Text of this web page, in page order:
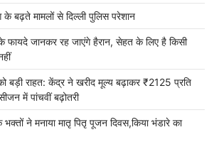
के बढ़ते मामलों से दिल्ली पुलिस परेशान
के फायदे जानकर रह जाएंगे हैरान, सेहत के लिए है किसी
बड़ी राहत: केंद्र ने खरीद मूल्य बढ़ाकर ₹2125 प्रति
में पांचवीं बढ़ोतरी
भक्तों ने मनाया मातृ पितृ पूजन दिवस,किया भंडारे का